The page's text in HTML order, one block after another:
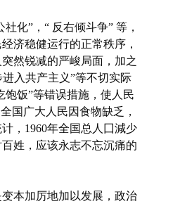
化”，“ 反右倾斗争” 等，
济稳健运行的正常秩序，
然锐减的严峻局面，加之
入共产主义”等不切实际
饱饭”等错误措施，使人民
国广大人民因食物缺乏，
，1960年全国总人囗減少
姓，应该永志不忘沉痛的
本加厉地加以发展，政治